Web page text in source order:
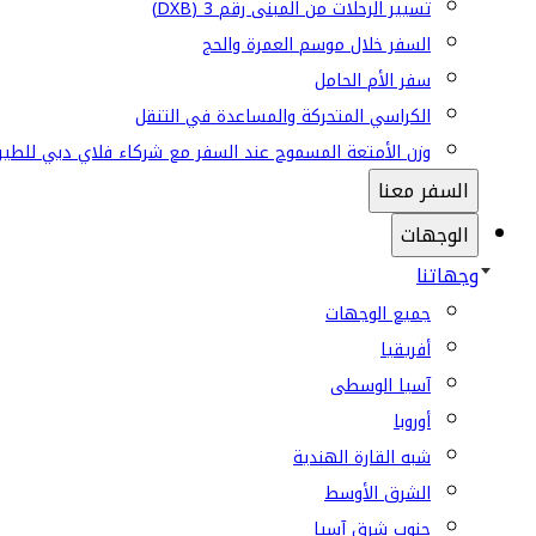
تسيير الرحلات من المبنى رقم 3 (DXB)
السفر خلال موسم العمرة والحج
سفر الأم الحامل
الكراسي المتحركة والمساعدة في التنقل
وزن الأمتعة المسموح عند السفر مع شركاء فلاي دبي
السفر معنا
الوجهات
وجهاتنا
جميع الوجهات
أفريقيا
آسيا الوسطى
أوروبا
شبه القارة الهندية
الشرق الأوسط
جنوب شرق آسيا